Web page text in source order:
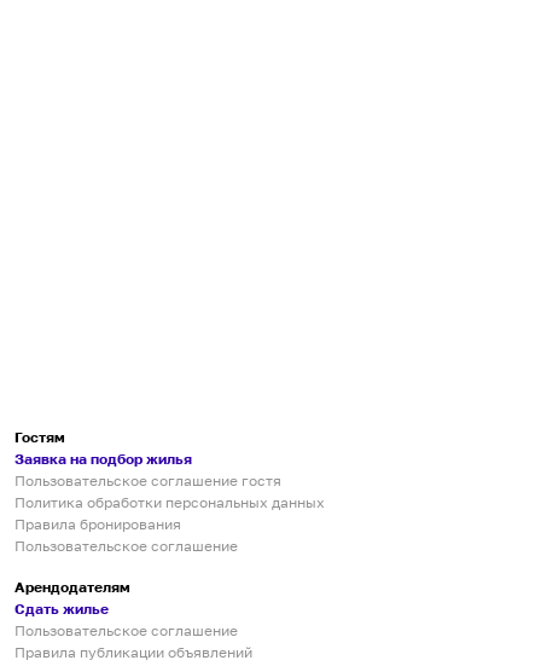
Гостям
Заявка на подбор жилья
Пользовательское соглашение гостя
Политика обработки персональных данных
Правила бронирования
Пользовательское соглашение
Арендодателям
Сдать жилье
Пользовательское соглашение
Правила публикации объявлений